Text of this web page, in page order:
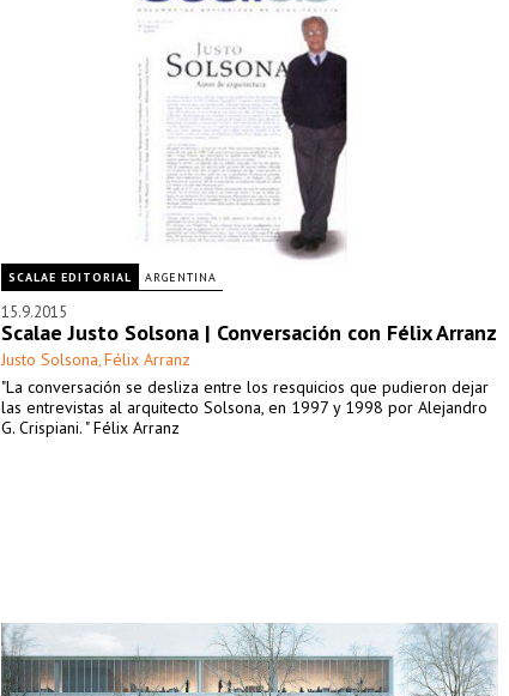
SCALAE EDITORIAL ARGENTINA
15.9.2015
Scalae Justo Solsona | Conversación con Félix Arranz
Justo Solsona, Félix Arranz
"La conversación se desliza entre los resquicios que pudieron dejar
las entrevistas al arquitecto Solsona, en 1997 y 1998 por Alejandro
G. Crispiani. " Félix Arranz